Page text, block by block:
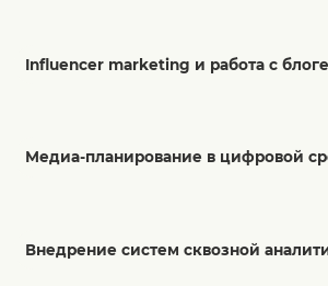
Influencer marketing и работа с
Медиа-планирование в цифровой
Внедрение систем сквозной